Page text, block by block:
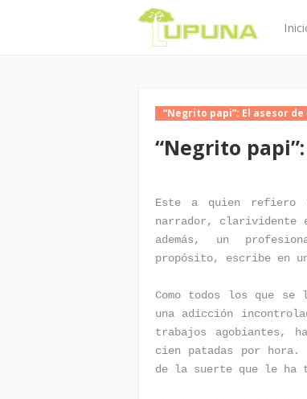
“Negrito papi”: El asesor de
“Negrito
Este a quien refiero
narrador, clarividente
además, un
propósito, escribe en
Como todos los que
una adicción
trabajos agobiantes,
cien patadas por
de la suerte que le ha